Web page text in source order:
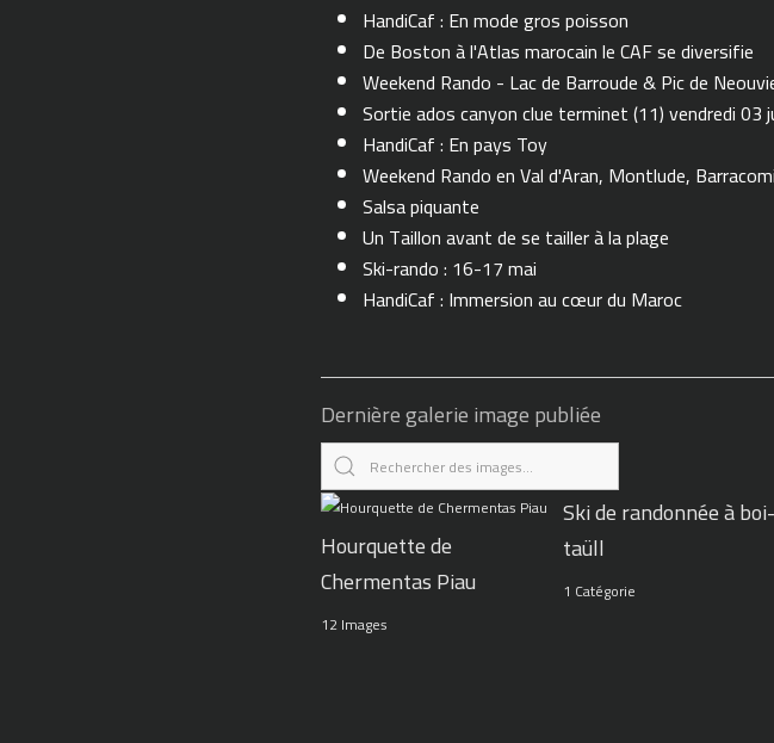
HandiCaf : En mode gros poisson
De Boston à l'Atlas marocain le CAF se diversifie
Weekend Rando - Lac de Barroude & Pic de
Sortie ados canyon clue terminet (11) vendredi 03
HandiCaf : En pays Toy
Weekend Rando en Val d'Aran, Montlude,
Salsa piquante
Un Taillon avant de se tailler à la plage
Ski-rando : 16-17 mai
HandiCaf : Immersion au cœur du Maroc
Dernière galerie image publiée
Hourquette de
Chermentas Piau
12 Images
Ski de randonnée à boi-
taüll
1 Catégorie